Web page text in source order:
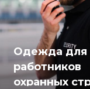
Одежда для
работников
охранных